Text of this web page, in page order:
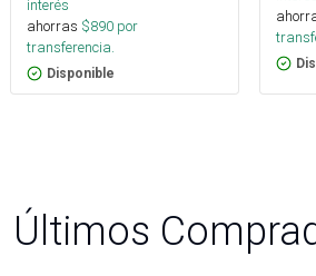
interés
ahorras $890 por
transferencia.
Disponible
Últimos